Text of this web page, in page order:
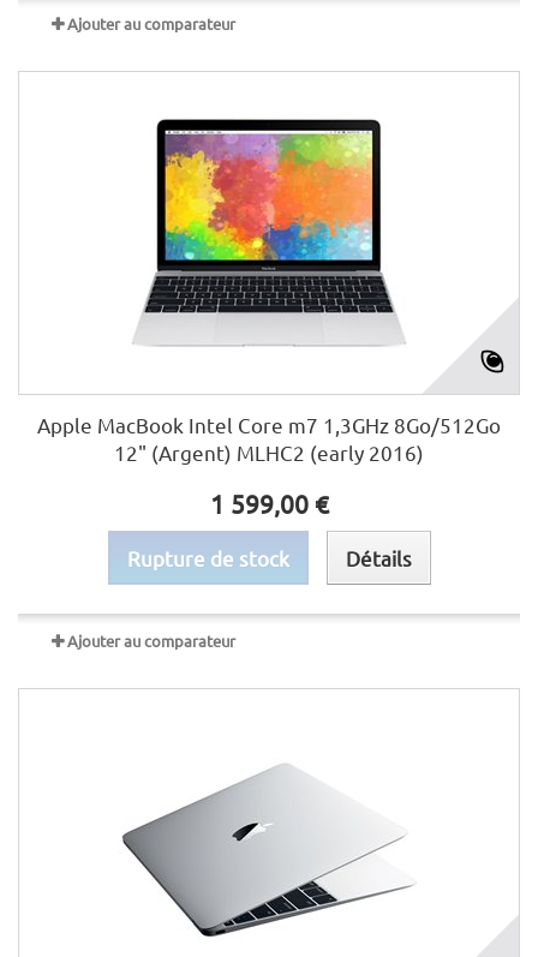
Ajouter au comparateur
Apple MacBook Intel Core m7 1,3GHz 8Go/512Go
12" (Argent) MLHC2 (early 2016)
1 599,00 €
Rupture de stock Détails
Ajouter au comparateur